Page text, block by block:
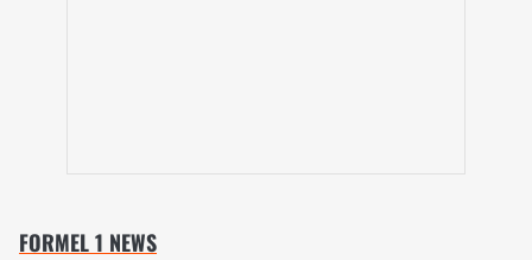
FORMEL 1 NEWS